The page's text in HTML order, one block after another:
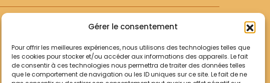
Gérer le consentement
Pour offrir les meilleures expériences, nous utilisons des technologies telles que
les cookies pour stocker et/ou accéder aux informations des appareils. Le fait
de consentir à ces technologies nous permettra de traiter des données telles
que le comportement de navigation ou les ID uniques sur ce site. Le fait de ne
contresignée le 6 février par le...
Votre panier